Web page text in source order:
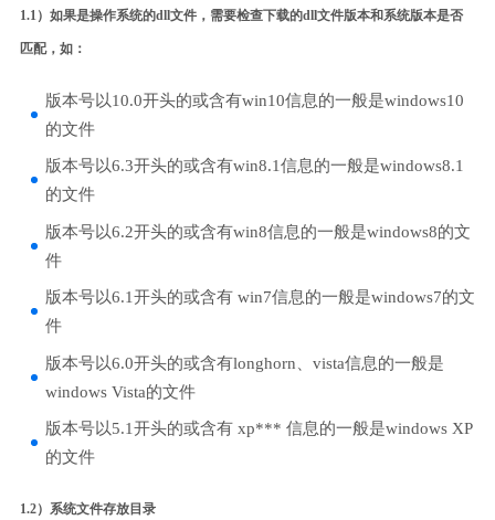
1.1）如果是操作系统的dll文件，需要检查下载的dll文件版本和系统版本是否
匹配，如：
版本号以10.0开头的或含有win10信息的一般是windows10
的文件
版本号以6.3开头的或含有win8.1信息的一般是windows8.1
的文件
版本号以6.2开头的或含有win8信息的一般是windows8的文
件
版本号以6.1开头的或含有 win7信息的一般是windows7的文
件
版本号以6.0开头的或含有longhorn、vista信息的一般是
windows Vista的文件
版本号以5.1开头的或含有 xp*** 信息的一般是windows XP
的文件
1.2）系统文件存放目录